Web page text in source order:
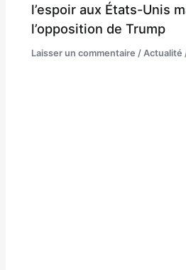
l’espoir aux États-Unis
l’opposition de Trump
Laisser un commentaire / Actualité